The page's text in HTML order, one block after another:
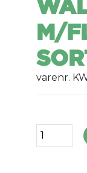
M/
varenr.